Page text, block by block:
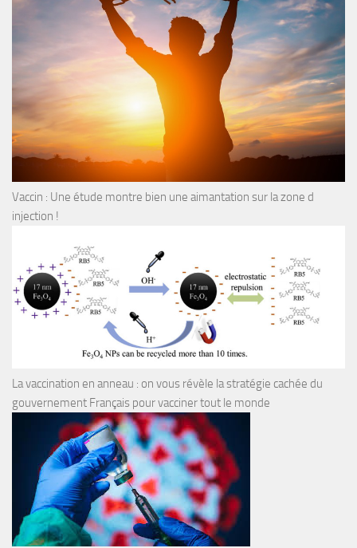
Vaccin : Une étude montre bien une aimantation sur la zone d
injection !
La vaccination en anneau : on vous révèle la stratégie cachée du
gouvernement Français pour vacciner tout le monde